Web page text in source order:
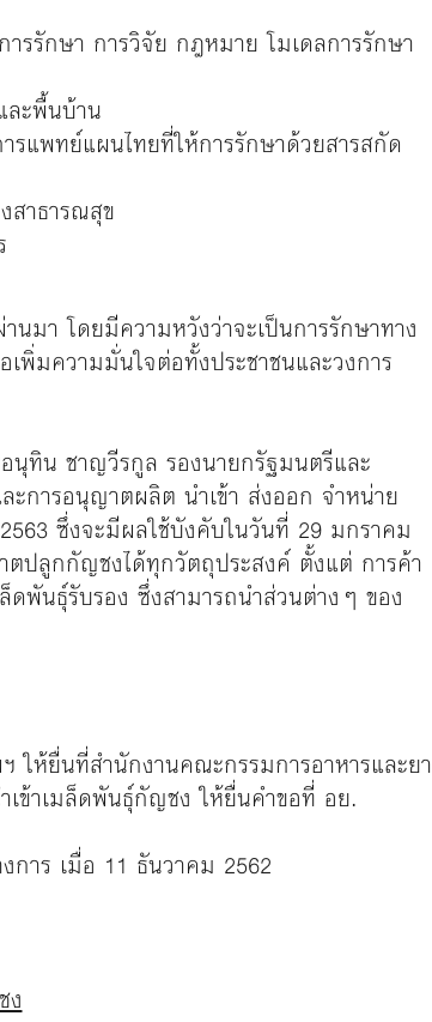
รรักษา การวิจัย กฎหมาย โมเดลการรักษา
ะพื้นบ้าน
แพทย์แผนไทยที่ให้การรักษาด้วยสารสกัด
สาธารณสุข
นมา โดยมีความหวังว่าจะเป็นการรักษาทาง
พิ่มความมั่นใจต่อทั้งประชาชนและวงการ
นุทิน ชาญวีรกูล รองนายกรัฐมนตรีและ
ะการอนุญาตผลิต นำเข้า ส่งออก จำหน่าย
ซึ่งจะมีผลใช้บังคับในวันที่ 29 มกราคม
ตปลูกกัญชงได้ทุกวัตถุประสงค์ ตั้งแต่ การค้า
พันธุ์รับรอง ซึ่งสามารถนำส่วนต่างๆ ของ
ห้ยื่นที่สำนักงานคณะกรรมการอาหารและยา
ข้าเมล็ดพันธุ์กัญชง ให้ยื่นคำขอที่ อย.
การ เมื่อ 11 ธันวาคม 2562
ง